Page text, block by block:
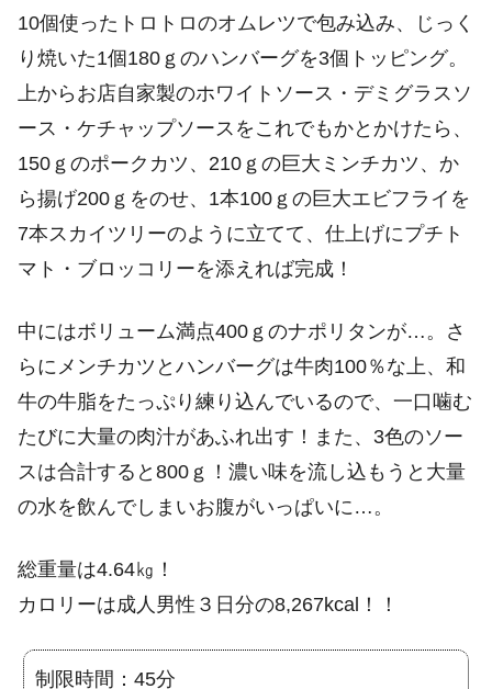
10個使ったトロトロのオムレツで包み込み、じっく
り焼いた1個180ｇのハンバーグを3個トッピング。
上からお店自家製のホワイトソース・デミグラスソ
ース・ケチャップソースをこれでもかとかけたら、
150ｇのポークカツ、210ｇの巨大ミンチカツ、か
ら揚げ200ｇをのせ、1本100ｇの巨大エビフライを
7本スカイツリーのように立てて、仕上げにプチト
マト・ブロッコリーを添えれば完成！
中にはボリューム満点400ｇのナポリタンが…。さ
らにメンチカツとハンバーグは牛肉100％な上、和
牛の牛脂をたっぷり練り込んでいるので、一口噛む
たびに大量の肉汁があふれ出す！また、3色のソー
スは合計すると800ｇ！濃い味を流し込もうと大量
の水を飲んでしまいお腹がいっぱいに…。
総重量は4.64㎏！
カロリーは成人男性３日分の8,267kcal！！
制限時間：45分